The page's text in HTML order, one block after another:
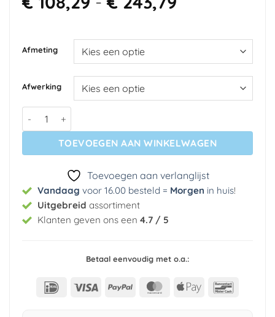
tot
€ 243,79
Afmeting
Afwerking
Fotobehang - Autumnal birch forest aantal
TOEVOEGEN AAN WINKELWAGEN
Toevoegen aan verlanglijst
Vandaag voor 16.00 besteld = Morgen in huis!
Uitgebreid assortiment
Klanten geven ons een 4.7 / 5
Betaal eenvoudig met o.a.:
IDeal Visa PayPal MasterCard
Apple